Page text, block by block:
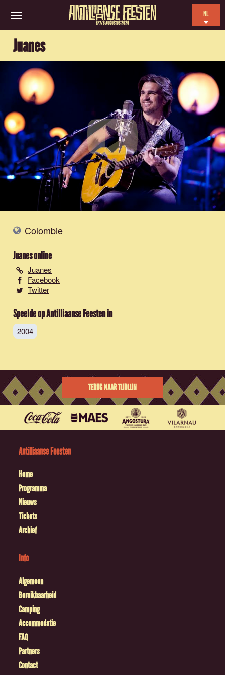
6/7/8 AUGUSTUS 2026
NL
FR
Juanes
Colombie
Juanesonline
Juanes
Facebook
Twitter
Speelde op Antilliaanse Feesten in
2004
TERUG NAAR TIJDLIJN
Antilliaanse Feesten
Home
Programma
Nieuws
Tickets
Archief
Info
Algemeen
Bereikbaarheid
Camping
Accommodatie
FAQ
Partners
Contact